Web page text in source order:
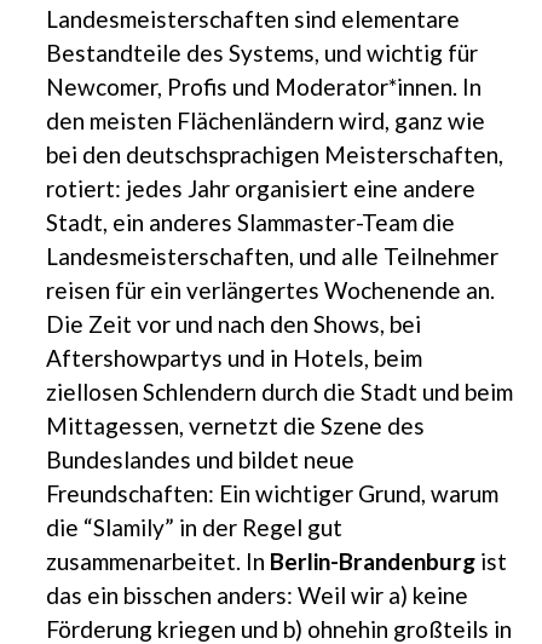
Landesmeisterschaften sind elementare
Bestandteile des Systems, und wichtig für
Newcomer, Profis und Moderator*innen. In
den meisten Flächenländern wird, ganz wie
bei den deutschsprachigen Meisterschaften,
rotiert: jedes Jahr organisiert eine andere
Stadt, ein anderes Slammaster-Team die
Landesmeisterschaften, und alle Teilnehmer
reisen für ein verlängertes Wochenende an.
Die Zeit vor und nach den Shows, bei
Aftershowpartys und in Hotels, beim
ziellosen Schlendern durch die Stadt und beim
Mittagessen, vernetzt die Szene des
Bundeslandes und bildet neue
Freundschaften: Ein wichtiger Grund, warum
die “Slamily” in der Regel gut
zusammenarbeitet. In Berlin-Brandenburg ist
das ein bisschen anders: Weil wir a) keine
Förderung kriegen und b) ohnehin großteils in